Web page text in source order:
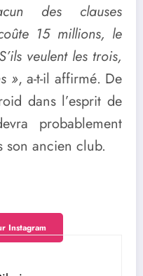
des clauses
15 millions, le
veulent les trois,
», a-t-il affirmé. De
dans l’esprit de
probablement
son ancien club.
Instagram